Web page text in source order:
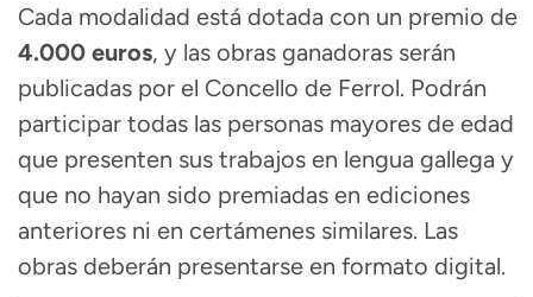
Cada modalidad está dotada con un premio de
4.000 euros, y las obras ganadoras serán
publicadas por el Concello de Ferrol. Podrán
participar todas las personas mayores de edad
que presenten sus trabajos en lengua gallega y
que no hayan sido premiadas en ediciones
anteriores ni en certámenes similares. Las
obras deberán presentarse en formato digital.